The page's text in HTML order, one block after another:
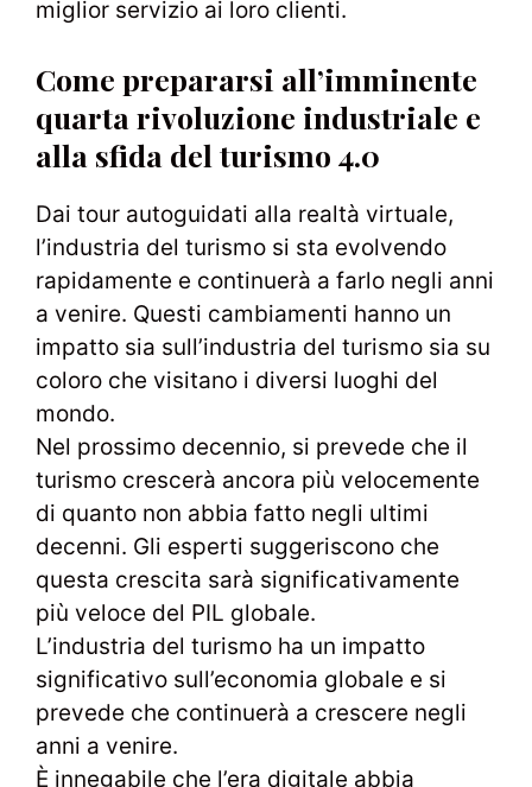
miglior servizio ai loro clienti.
Come prepararsi all’imminente
quarta rivoluzione industriale e
alla sfida del turismo 4.0
Dai tour autoguidati alla realtà virtuale,
l’industria del turismo si sta evolvendo
rapidamente e continuerà a farlo negli anni
a venire. Questi cambiamenti hanno un
impatto sia sull’industria del turismo sia su
coloro che visitano i diversi luoghi del
mondo.
Nel prossimo decennio, si prevede che il
turismo crescerà ancora più velocemente
di quanto non abbia fatto negli ultimi
decenni. Gli esperti suggeriscono che
questa crescita sarà significativamente
più veloce del PIL globale.
L’industria del turismo ha un impatto
significativo sull’economia globale e si
prevede che continuerà a crescere negli
anni a venire.
È innegabile che l’era digitale abbia